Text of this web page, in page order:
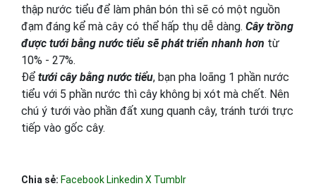
thập nước tiểu để làm phân bón thì sẽ có một nguồn
đạm đáng kể mà cây có thể hấp thụ dễ dàng. Cây trồng
được tưới bằng nước tiểu sẽ phát triển nhanh hơn từ
10% - 27%.
Để tưới cây bằng nước tiểu, bạn pha loãng 1 phần nước
tiểu với 5 phần nước thì cây không bị xót mà chết. Nên
chú ý tưới vào phần đất xung quanh cây, tránh tưới trực
tiếp vào gốc cây.
Chia sẻ: Facebook Linkedin X Tumblr